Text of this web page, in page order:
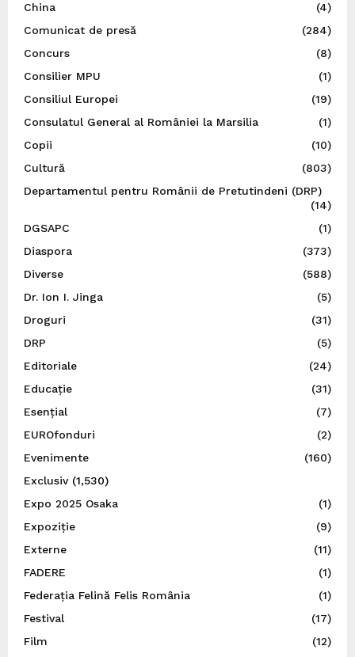
China
(4)
Comunicat de presă
(284)
Concurs
(8)
Consilier MPU
(1)
Consiliul Europei
(19)
Consulatul General al României la Marsilia
(1)
Copii
(10)
Cultură
(803)
Departamentul pentru Românii de Pretutindeni (DRP)
(14)
DGSAPC
(1)
Diaspora
(373)
Diverse
(588)
Dr. Ion I. Jinga
(5)
Droguri
(31)
DRP
(5)
Editoriale
(24)
Educație
(31)
Esențial
(7)
EUROfonduri
(2)
Evenimente
(160)
Exclusiv(1,530)
Expo 2025 Osaka
(1)
Expoziție
(9)
Externe
(11)
FADERE
(1)
Federația Felină Felis România
(1)
Festival
(17)
Film
(12)